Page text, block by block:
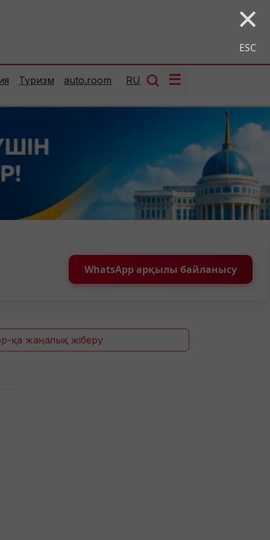
×
ESC
Туризм auto.room RU ☰
WhatsApp арқылы байланысу
қа жаңалық жіберу